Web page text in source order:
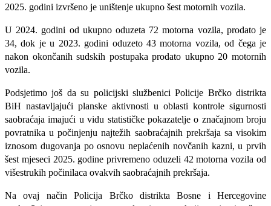
2025. godini izvršeno je uništenje ukupno šest motornih vozila.
U 2024. godini od ukupno oduzeta 72 motorna vozila, prodato je
34, dok je u 2023. godini oduzeto 43 motorna vozila, od čega je
nakon okončanih sudskih postupaka prodato ukupno 20 motornih
vozila.
Podsjetimo još da su policijski službenici Policije Brčko distrikta
BiH nastavljajući planske aktivnosti u oblasti kontrole sigurnosti
saobraćaja imajući u vidu statističke pokazatelje o značajnom broju
povratnika u počinjenju najtežih saobraćajnih prekršaja sa visokim
iznosom dugovanja po osnovu neplaćenih novčanih kazni, u prvih
šest mjeseci 2025. godine privremeno oduzeli 42 motorna vozila od
višestrukih počinilaca ovakvih saobraćajnih prekršaja.
Na ovaj način Policija Brčko distrikta Bosne i Hercegovine